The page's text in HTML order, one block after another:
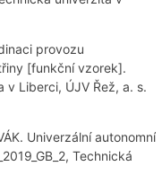
provozu
[funkční vzorek].
v Liberci, ÚJV Řež, a. s.
Univerzální autonomní
Technická